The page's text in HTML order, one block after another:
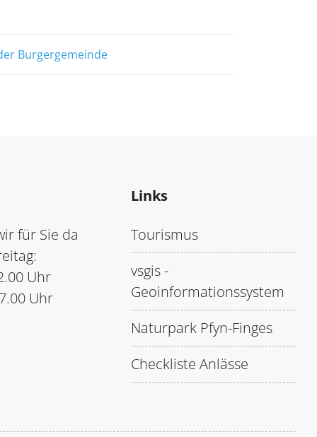
Burgergemeinde
für Sie da
Uhr
Uhr
Links
Tourismus
vsgis -
Geoinformationssystem
Naturpark Pfyn-Finges
Checkliste Anlässe